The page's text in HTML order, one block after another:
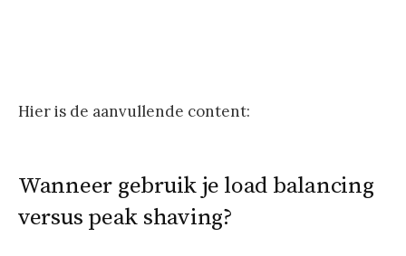
Hier is de aanvullende content:
Wanneer gebruik je load balancing
versus peak shaving?